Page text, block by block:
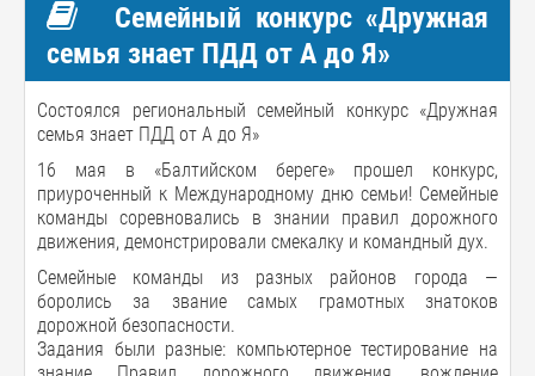
Семейный конкурс «Дружная
семья знает ПДД от А до Я»
Состоялся региональный семейный конкурс «Дружная
семья знает ПДД от А до Я»
16 мая в «Балтийском береге» прошел конкурс,
приуроченный к Международному дню семьи! Семейные
команды соревновались в знании правил дорожного
движения, демонстрировали смекалку и командный дух.
Семейные команды из разных районов города —
боролись за звание самых грамотных знатоков
дорожной безопасности.
Задания были разные: компьютерное тестирование на